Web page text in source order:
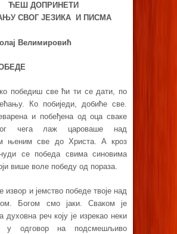
ЋЕШ ДОПРИНЕТИ
СВОГ ЈЕЗИКА И ПИСМА
Велимировић
победиш све ћи ти се дати, по
Ко побиједи, добиће све.
и побеђена од оца сваке
чега лаж цароваше над
њеним све до Христа. А кроз
се победа свима синовима
више воле победу од пораза.
извор и јемство победе твоје над
Богом смо јаки. Сваком је
духовна реч коју је изрекао неки
у одговор на подсмешљиво